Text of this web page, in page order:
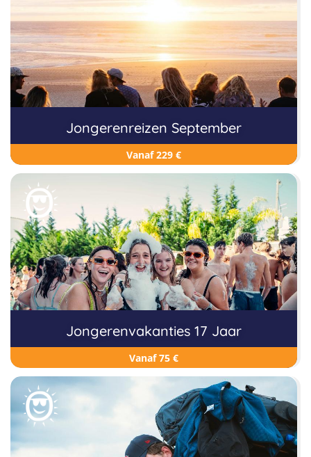
Jongerenreizen September
Vanaf 229 €
Jongerenvakanties 17 Jaar
Vanaf 75 €